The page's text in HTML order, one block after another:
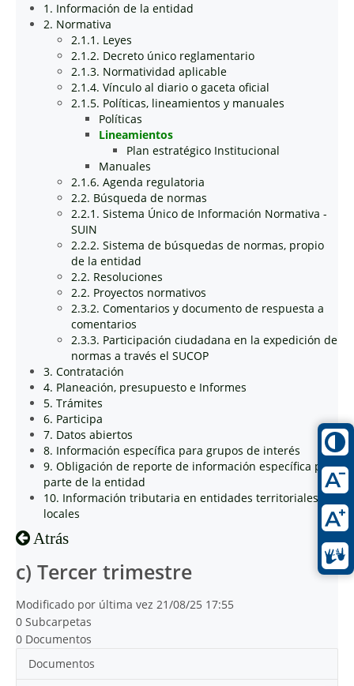
1. Información de la entidad
2. Normativa
2.1.1. Leyes
2.1.2. Decreto único reglamentario
2.1.3. Normatividad aplicable
2.1.4. Vínculo al diario o gaceta oficial
2.1.5. Políticas, lineamientos y manuales
Políticas
Lineamientos
Plan estratégico Institucional
Manuales
2.1.6. Agenda regulatoria
2.2. Búsqueda de normas
2.2.1. Sistema Único de Información Normativa -
SUIN
2.2.2. Sistema de búsquedas de normas, propio
de la entidad
2.2. Resoluciones
2.2. Proyectos normativos
2.3.2. Comentarios y documento de respuesta a
comentarios
2.3.3. Participación ciudadana en la expedición de
normas a través el SUCOP
3. Contratación
4. Planeación, presupuesto e Informes
5. Trámites
6. Participa
7. Datos abiertos
8. Información específica para grupos de interés
9. Obligación de reporte de información específica por
parte de la entidad
10. Información tributaria en entidades territoriales
locales
Atrás
c) Tercer trimestre
Modificado por última vez 21/08/25 17:55
0 Subcarpetas
0 Documentos
Documentos